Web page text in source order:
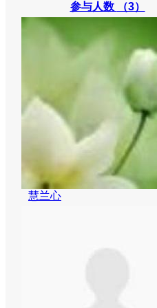
参与人数 （3）
慧兰心